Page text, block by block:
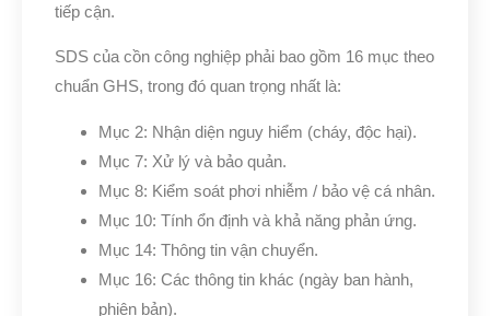
tiếp cận.
SDS của cồn công nghiệp phải bao gồm 16 mục theo
chuẩn GHS, trong đó quan trọng nhất là:
Mục 2: Nhận diện nguy hiểm (cháy, độc hại).
Mục 7: Xử lý và bảo quản.
Mục 8: Kiểm soát phơi nhiễm / bảo vệ cá nhân.
Mục 10: Tính ổn định và khả năng phản ứng.
Mục 14: Thông tin vận chuyển.
Mục 16: Các thông tin khác (ngày ban hành,
phiên bản).